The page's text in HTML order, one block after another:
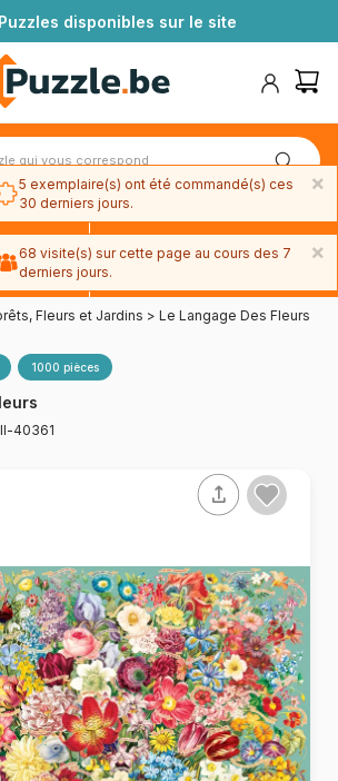
Puzzles disponibles sur le site
39€*
Paiement en 4x sans frais
avec Paypal
Fleurs et Jardins > Le Langage Des Fleurs
1000 pièces
40361
×
5 exemplaire(s) ont été commandé(s) ces
30 derniers jours.
×
68 visite(s) sur cette page au cours des 7
derniers jours.